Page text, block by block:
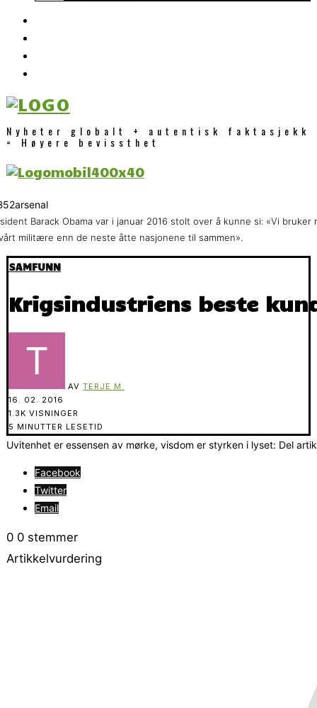
Nyheter globalt + autentisk faktasjekk
= Høyere bevissthet
Barack Obama var i januar 2016 stolt over å kunne si: «Vi bruker
militære enn de neste åtte nasjonene til sammen».
SAMFUNN
Krigsindustriens beste
AV TERJE M.
16. 02. 2016
1.3K VISNINGER
5 MINUTTER LESETID
Uvitenhet er essensen av mørke, visdom er styrken i lyset: Del
Facebook
Twitter
Email
0 0 stemmer
Artikkelvurdering